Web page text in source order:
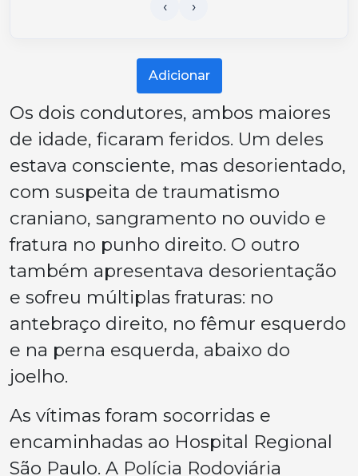
Adicionar
Os dois condutores, ambos maiores
de idade, ficaram feridos. Um deles
estava consciente, mas desorientado,
com suspeita de traumatismo
craniano, sangramento no ouvido e
fratura no punho direito. O outro
também apresentava desorientação
e sofreu múltiplas fraturas: no
antebraço direito, no fêmur esquerdo
e na perna esquerda, abaixo do
joelho.
As vítimas foram socorridas e
encaminhadas ao Hospital Regional
São Paulo. A Polícia Rodoviária